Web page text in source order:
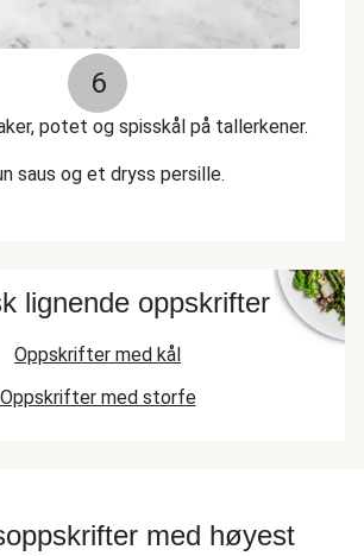
6
potet og spisskål på tallerkener.
saus og et dryss persille.
lignende oppskrifter
Oppskrifter med kål
Oppskrifter med storfe
med høyest